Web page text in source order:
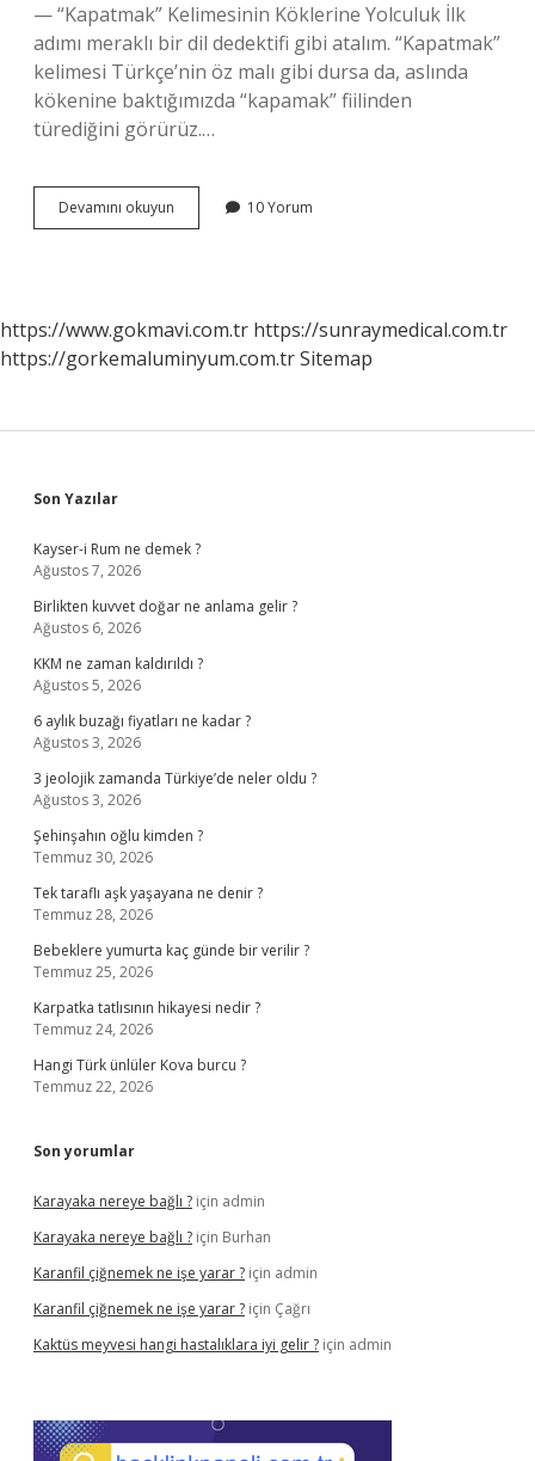
— “Kapatmak” Kelimesinin Köklerine Yolculuk İlk
adımı meraklı bir dil dedektifi gibi atalım. “Kapatmak”
kelimesi Türkçe’nin öz malı gibi dursa da, aslında
kökenine baktığımızda “kapamak” fiilinden
türediğini görürüz.…
Devamını okuyun Kapatmak
Türkçe
10 Yorum
https://www.gokmavi.com.tr https://sunraymedical.com.tr
https://gorkemaluminyum.com.trSitemap
Sidebar
Son Yazılar
Kayser-i Rum ne demek ?
Ağustos 7, 2026
Birlikten kuvvet doğar ne anlama gelir ?
Ağustos 6, 2026
KKM ne zaman kaldırıldı ?
Ağustos 5, 2026
6 aylık buzağı fiyatları ne kadar ?
Ağustos 3, 2026
3 jeolojik zamanda Türkiye’de neler oldu ?
Ağustos 3, 2026
Şehinşahın oğlu kimden ?
Temmuz 30, 2026
Tek taraflı aşk yaşayana ne denir ?
Temmuz 28, 2026
Bebeklere yumurta kaç günde bir verilir ?
Temmuz 25, 2026
Karpatka tatlısının hikayesi nedir ?
Temmuz 24, 2026
Hangi Türk ünlüler Kova burcu ?
Temmuz 22, 2026
Son yorumlar
Karayaka nereye bağlı ? için admin
Karayaka nereye bağlı ? için Burhan
Karanfil çiğnemek ne işe yarar ? için admin
Karanfil çiğnemek ne işe yarar ? için Çağrı
Kaktüs meyvesi hangi hastalıklara iyi gelir ? için admin